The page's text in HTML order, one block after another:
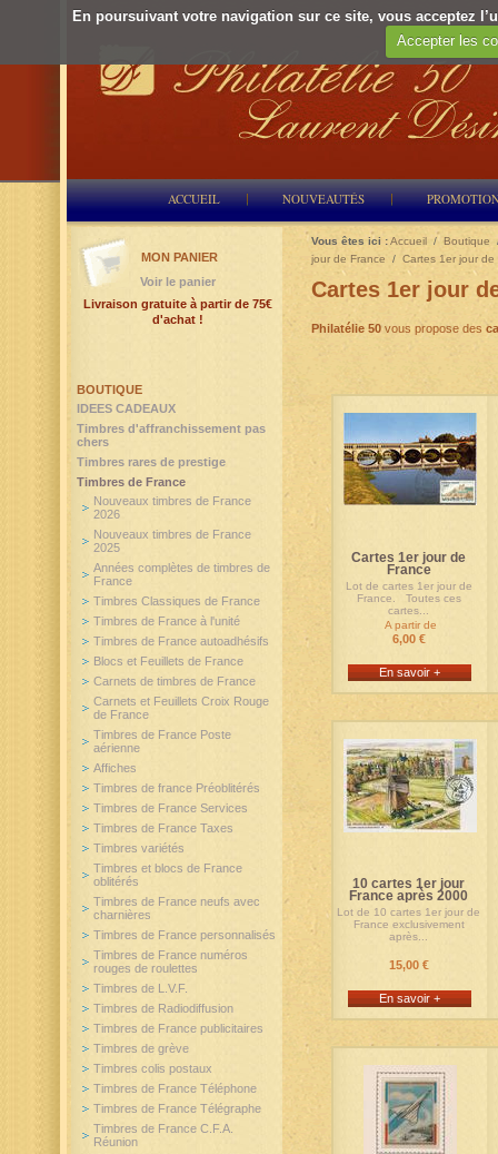
En poursuivant votre navigation sur ce site, vous acceptez
Accepter les
ACCUEIL NOUVEAUTÉS
Vous êtes ici :Accueil / Boutique
jour de France / Cartes 1er jour
Cartes 1er jour
Philatélie 50 vous propose des
Cartes 1er jour de
France
Lot de cartes 1er jour de
France. Toutes ces
cartes...
A partir de
6,00 €
En savoir +
10 cartes 1er jour
France après 2000
Lot de 10 cartes 1er jour de
France exclusivement
après...
15,00 €
En savoir +
BOUTIQUE
IDEES CADEAUX
Timbres d'affranchissement pas
chers
Timbres rares de prestige
Timbres de France
Nouveaux timbres de France
2026
Nouveaux timbres de France
2025
Années complètes de timbres de
France
Timbres Classiques de France
Timbres de France à l'unité
Timbres de France autoadhésifs
Blocs et Feuillets de France
Carnets de timbres de France
Carnets et Feuillets Croix Rouge
de France
Timbres de France Poste
aérienne
Affiches
Timbres de france Préoblitérés
Timbres de France Services
Timbres de France Taxes
Timbres variétés
Timbres et blocs de France
oblitérés
Timbres de France neufs avec
charnières
Timbres de France personnalisés
Timbres de France numéros
rouges de roulettes
Timbres de L.V.F.
Timbres de Radiodiffusion
Timbres de France publicitaires
Timbres de grève
Timbres colis postaux
Timbres de France Téléphone
Timbres de France Télégraphe
Timbres de France C.F.A.
Réunion
MON PANIER
Voir le panier
Livraison gratuite à partir de 75€
d'achat !